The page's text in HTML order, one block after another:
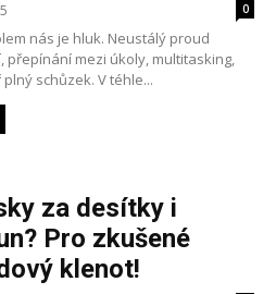
0
nás je hluk. Neustálý proud
přepínání mezi úkoly, multitasking,
schůzek. V téhle...
za desítky i
Pro zkušené
klenot!